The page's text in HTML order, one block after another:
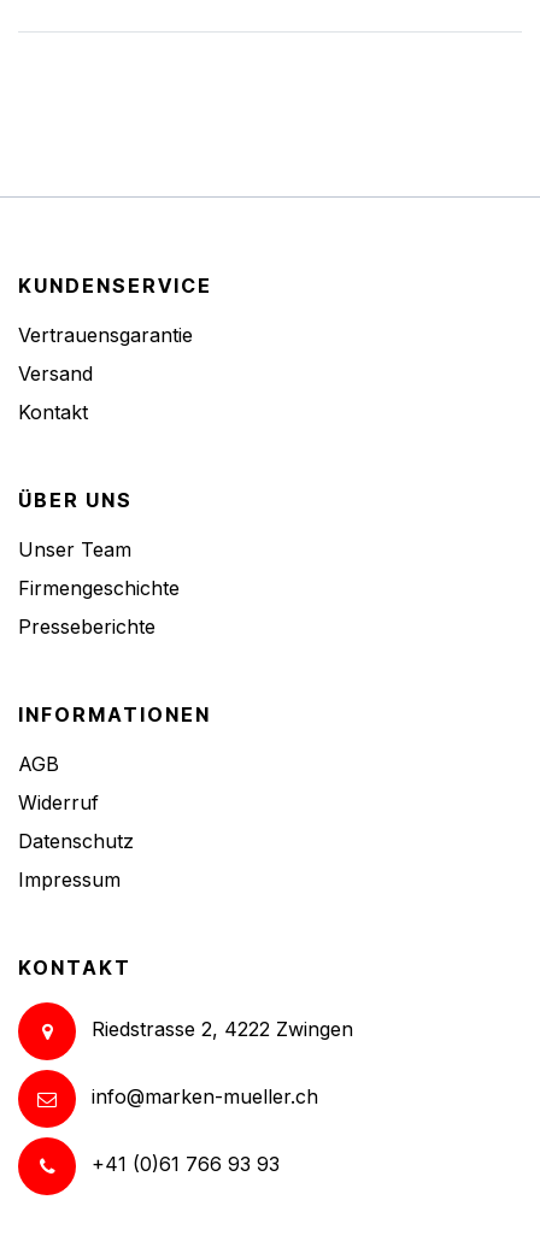
KUNDENSERVICE
Vertrauensgarantie
Versand
Kontakt
ÜBER UNS
Unser Team
Firmengeschichte
Presseberichte
INFORMATIONEN
AGB
Widerruf
Datenschutz
Impressum
KONTAKT
Riedstrasse 2, 4222 Zwingen
info@marken-mueller.ch
+41 (0)61 766 93 93